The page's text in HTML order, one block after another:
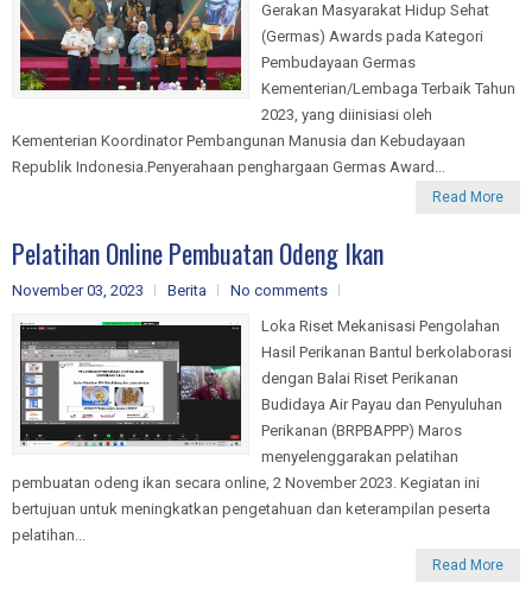
Gerakan Masyarakat Hidup Sehat
(Germas) Awards pada Kategori
Pembudayaan Germas
Kementerian/Lembaga Terbaik Tahun
2023, yang diinisiasi oleh
Kementerian Koordinator Pembangunan Manusia dan Kebudayaan
Republik Indonesia.Penyerahaan penghargaan Germas Award...
Read More
Pelatihan Online Pembuatan Odeng Ikan
November 03, 2023 Berita
No comments
Loka Riset Mekanisasi Pengolahan
Hasil Perikanan Bantul berkolaborasi
dengan Balai Riset Perikanan
Budidaya Air Payau dan Penyuluhan
Perikanan (BRPBAPPP) Maros
menyelenggarakan pelatihan
pembuatan odeng ikan secara online, 2 November 2023. Kegiatan ini
bertujuan untuk meningkatkan pengetahuan dan keterampilan peserta
pelatihan...
Read More